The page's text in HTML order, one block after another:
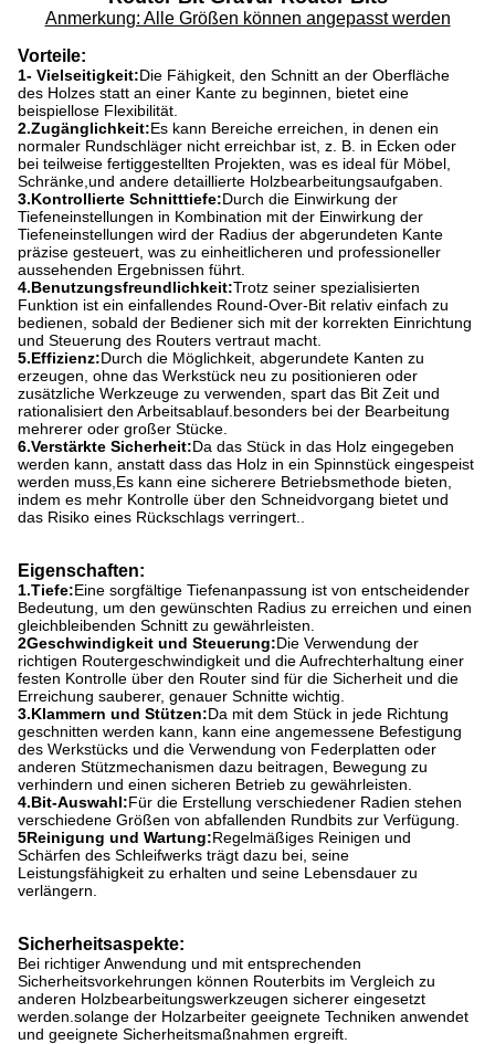
Anmerkung: Alle Größen können angepasst werden
Vorteile:
1- Vielseitigkeit:Die Fähigkeit, den Schnitt an der Oberfläche
des Holzes statt an einer Kante zu beginnen, bietet eine
beispiellose Flexibilität.
2.Zugänglichkeit:Es kann Bereiche erreichen, in denen ein
normaler Rundschläger nicht erreichbar ist, z. B. in Ecken oder
bei teilweise fertiggestellten Projekten, was es ideal für Möbel,
Schränke,und andere detaillierte Holzbearbeitungsaufgaben.
3.Kontrollierte Schnitttiefe:Durch die Einwirkung der
Tiefeneinstellungen in Kombination mit der Einwirkung der
Tiefeneinstellungen wird der Radius der abgerundeten Kante
präzise gesteuert, was zu einheitlicheren und professioneller
aussehenden Ergebnissen führt.
4.Benutzungsfreundlichkeit:Trotz seiner spezialisierten
Funktion ist ein einfallendes Round-Over-Bit relativ einfach zu
bedienen, sobald der Bediener sich mit der korrekten Einrichtung
und Steuerung des Routers vertraut macht.
5.Effizienz:Durch die Möglichkeit, abgerundete Kanten zu
erzeugen, ohne das Werkstück neu zu positionieren oder
zusätzliche Werkzeuge zu verwenden, spart das Bit Zeit und
rationalisiert den Arbeitsablauf.besonders bei der Bearbeitung
mehrerer oder großer Stücke.
6.Verstärkte Sicherheit:Da das Stück in das Holz eingegeben
werden kann, anstatt dass das Holz in ein Spinnstück eingespeist
werden muss,Es kann eine sicherere Betriebsmethode bieten,
indem es mehr Kontrolle über den Schneidvorgang bietet und
das Risiko eines Rückschlags verringert..
Eigenschaften:
1.Tiefe:Eine sorgfältige Tiefenanpassung ist von entscheidender
Bedeutung, um den gewünschten Radius zu erreichen und einen
gleichbleibenden Schnitt zu gewährleisten.
2Geschwindigkeit und Steuerung:Die Verwendung der
richtigen Routergeschwindigkeit und die Aufrechterhaltung einer
festen Kontrolle über den Router sind für die Sicherheit und die
Erreichung sauberer, genauer Schnitte wichtig.
3.Klammern und Stützen:Da mit dem Stück in jede Richtung
geschnitten werden kann, kann eine angemessene Befestigung
des Werkstücks und die Verwendung von Federplatten oder
anderen Stützmechanismen dazu beitragen, Bewegung zu
verhindern und einen sicheren Betrieb zu gewährleisten.
4.Bit-Auswahl:Für die Erstellung verschiedener Radien stehen
verschiedene Größen von abfallenden Rundbits zur Verfügung.
5Reinigung und Wartung:Regelmäßiges Reinigen und
Schärfen des Schleifwerks trägt dazu bei, seine
Leistungsfähigkeit zu erhalten und seine Lebensdauer zu
verlängern.
Sicherheitsaspekte:
Bei richtiger Anwendung und mit entsprechenden
Sicherheitsvorkehrungen können Routerbits im Vergleich zu
anderen Holzbearbeitungswerkzeugen sicherer eingesetzt
werden.solange der Holzarbeiter geeignete Techniken anwendet
und geeignete Sicherheitsmaßnahmen ergreift.